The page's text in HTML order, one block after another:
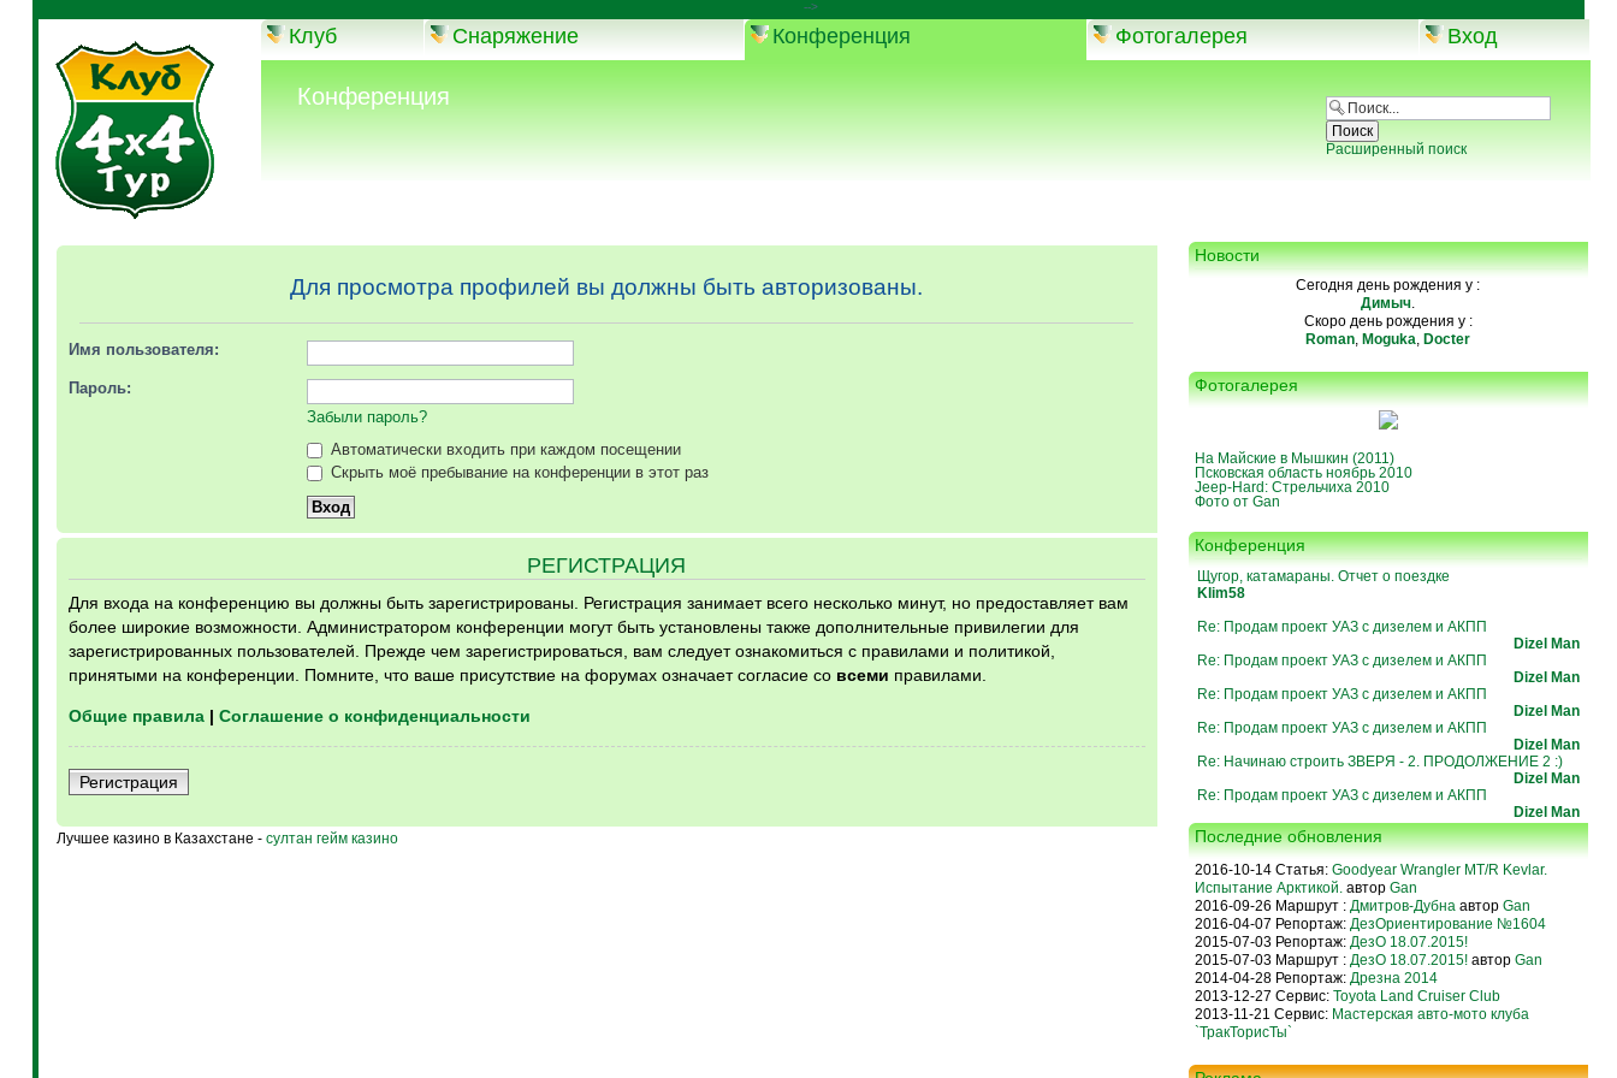
-->
Клуб Снаряжение Конференция Фотогалерея Вход
Конференция
Расширенный поиск
Для просмотра профилей вы должны быть авторизованы.
Имя пользователя:
Пароль:
Забыли пароль?
Автоматически входить при каждом посещении
Скрыть моё пребывание на конференции в этот раз
РЕГИСТРАЦИЯ
Для входа на конференцию вы должны быть зарегистрированы. Регистрация занимает всего несколько минут, но предоставляет вам
более широкие возможности. Администратором конференции могут быть установлены также дополнительные привилегии для
зарегистрированных пользователей. Прежде чем зарегистрироваться, вам следует ознакомиться с правилами и политикой,
принятыми на конференции. Помните, что ваше присутствие на форумах означает согласие со всеми правилами.
Общие правила| Соглашение о конфиденциальности
Регистрация
Лучшее казино в Казахстане - султан гейм казино
Новости
Сегодня день рождения у :
Димыч.
Скоро день рождения у :
Roman, Moguka, Docter
Фотогалерея
На Майские в Мышкин (2011)
Псковская область ноябрь 2010
Jeep-Hard: Стрельчиха 2010
Фото от Gan
Конференция
Щугор, катамараны. Отчет о поездке
Klim58
Re: Продам проект УАЗ с дизелем и АКПП
Dizel Man
Re: Продам проект УАЗ с дизелем и АКПП
Dizel Man
Re: Продам проект УАЗ с дизелем и АКПП
Dizel Man
Re: Продам проект УАЗ с дизелем и АКПП
Dizel Man
Re: Начинаю строить ЗВЕРЯ - 2. ПРОДОЛЖЕНИЕ 2 :)
Dizel Man
Re: Продам проект УАЗ с дизелем и АКПП
Dizel Man
Последние обновления
2016-10-14 Статья: Goodyear Wrangler MT/R Kevlar.
Испытание Арктикой.автор Gan
2016-09-26 Маршрут : Дмитров-Дубнаавтор Gan
2016-04-07 Репортаж: ДезОриентирование №1604
2015-07-03 Репортаж: ДезО 18.07.2015!
2015-07-03 Маршрут : ДезО 18.07.2015! автор Gan
2014-04-28 Репортаж: Дрезна 2014
2013-12-27 Сервис: Toyota Land Cruiser Club
2013-11-21 Сервис: Мастерская авто-мото клуба
`ТракТорисТы`